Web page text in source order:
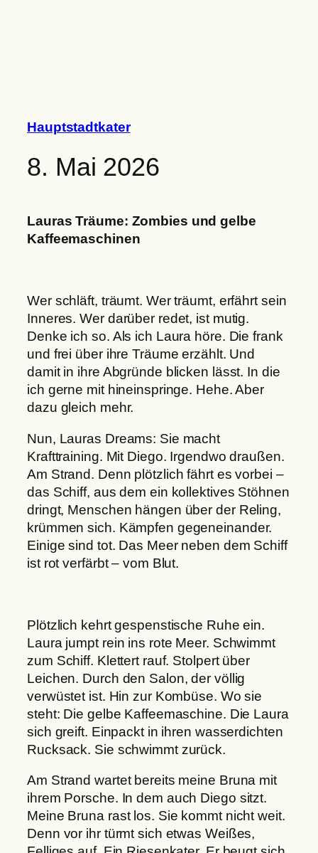
Hauptstadtkater
8. Mai 2026
Lauras Träume: Zombies und gelbe
Kaffeemaschinen
Wer schläft, träumt. Wer träumt, erfährt sein
Inneres. Wer darüber redet, ist mutig.
Denke ich so. Als ich Laura höre. Die frank
und frei über ihre Träume erzählt. Und
damit in ihre Abgründe blicken lässt. In die
ich gerne mit hineinspringe. Hehe. Aber
dazu gleich mehr.
Nun, Lauras Dreams: Sie macht
Krafttraining. Mit Diego. Irgendwo draußen.
Am Strand. Denn plötzlich fährt es vorbei –
das Schiff, aus dem ein kollektives Stöhnen
dringt, Menschen hängen über der Reling,
krümmen sich. Kämpfen gegeneinander.
Einige sind tot. Das Meer neben dem Schiff
ist rot verfärbt – vom Blut.
Plötzlich kehrt gespenstische Ruhe ein.
Laura jumpt rein ins rote Meer. Schwimmt
zum Schiff. Klettert rauf. Stolpert über
Leichen. Durch den Salon, der völlig
verwüstet ist. Hin zur Kombüse. Wo sie
steht: Die gelbe Kaffeemaschine. Die Laura
sich greift. Einpackt in ihren wasserdichten
Rucksack. Sie schwimmt zurück.
Am Strand wartet bereits meine Bruna mit
ihrem Porsche. In dem auch Diego sitzt.
Meine Bruna rast los. Sie kommt nicht weit.
Denn vor ihr türmt sich etwas Weißes,